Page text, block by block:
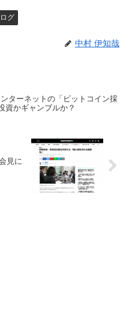
グ
中村 伊知哉
ターネットの「ビットコイン採
資かギャンブルか？
見に